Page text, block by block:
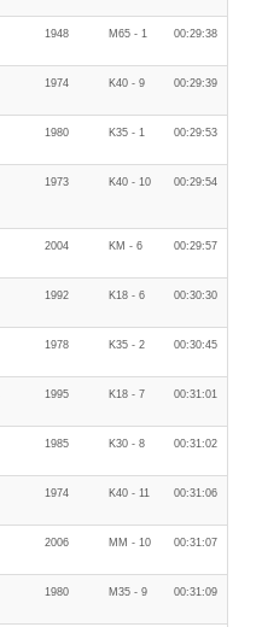
1948 M65 - 1 00:29:38
1974 K40 - 9 00:29:39
1980 K35 - 1 00:29:53
1973 K40 - 10 00:29:54
2004 KM - 6 00:29:57
1992 K18 - 6 00:30:30
1978 K35 - 2 00:30:45
1995 K18 - 7 00:31:01
1985 K30 - 8 00:31:02
1974 K40 - 11 00:31:06
2006 MM - 10 00:31:07
1980 M35 - 9 00:31:09